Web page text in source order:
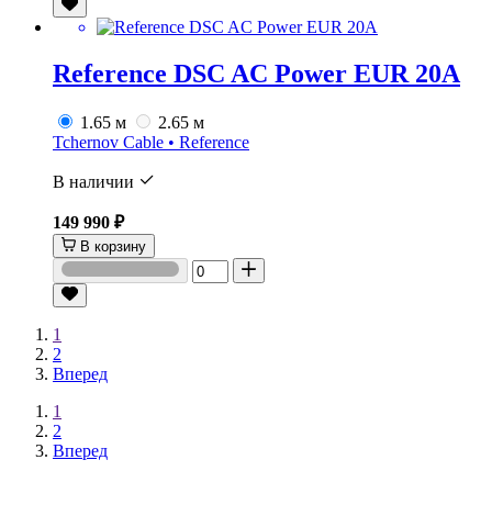
Reference DSC AC Power EUR 20A
1.65 м
2.65 м
Tchernov Cable • Reference
В наличии
149 990 ₽
В корзину
1
2
Вперед
1
2
Вперед